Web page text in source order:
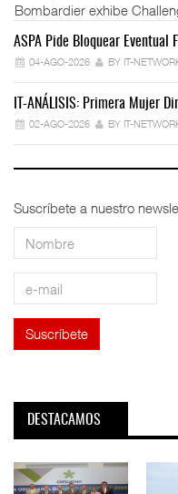
Bombardier exhibe
ASPA Pide Bloquear Eventual
04-AGO-2026 BY IT-
IT-ANÁLISIS: Primera Mujer
02-AGO-2026 BY IT-
Suscríbete a nuestro
DESTACAMOS